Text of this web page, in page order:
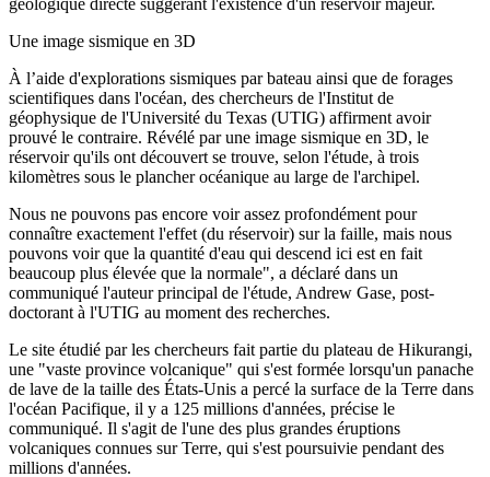
géologique directe suggérant l'existence d'un réservoir majeur.
Une image sismique en 3D
À l’aide d'explorations sismiques par bateau ainsi que de forages
scientifiques dans l'océan, des chercheurs de l'Institut de
géophysique de l'Université du Texas (UTIG) affirment avoir
prouvé le contraire. Révélé par une image sismique en 3D, le
réservoir qu'ils ont découvert se trouve, selon l'étude, à trois
kilomètres sous le plancher océanique au large de l'archipel.
Nous ne pouvons pas encore voir assez profondément pour
connaître exactement l'effet (du réservoir) sur la faille, mais nous
pouvons voir que la quantité d'eau qui descend ici est en fait
beaucoup plus élevée que la normale", a déclaré dans un
communiqué l'auteur principal de l'étude, Andrew Gase, post-
doctorant à l'UTIG au moment des recherches.
Le site étudié par les chercheurs fait partie du plateau de Hikurangi,
une "vaste province volcanique" qui s'est formée lorsqu'un panache
de lave de la taille des États-Unis a percé la surface de la Terre dans
l'océan Pacifique, il y a 125 millions d'années, précise le
communiqué. Il s'agit de l'une des plus grandes éruptions
volcaniques connues sur Terre, qui s'est poursuivie pendant des
millions d'années.